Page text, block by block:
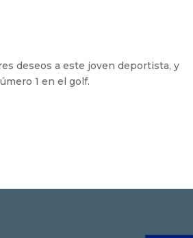
deseos a este joven deportista, y
1 en el golf.